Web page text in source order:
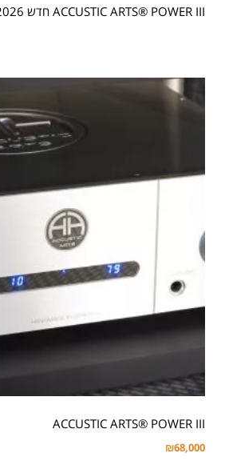
ACCUSTIC ARTS® POWER III חדש 2026!
ACCUSTIC ARTS® POWER III
₪68,000